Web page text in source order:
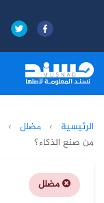
الرئيسية › مضلل ›
من صنع الذكاء؟
مضلل